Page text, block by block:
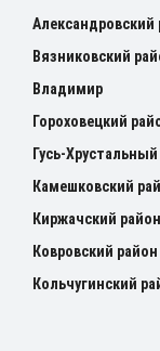
Александровский
Вязниковский
Владимир
Гороховецкий
Гусь-
Камешковский
Киржачский район
Ковровский район
Кольчугинский